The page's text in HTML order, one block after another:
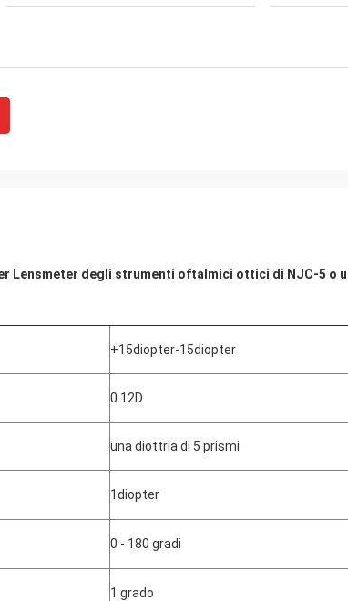
Lensmeter degli strumenti oftalmici ottici di NJC-5 o
+15diopter-15diopter
0.12D
una diottria di 5 prismi
1diopter
0 - 180 gradi
1 grado